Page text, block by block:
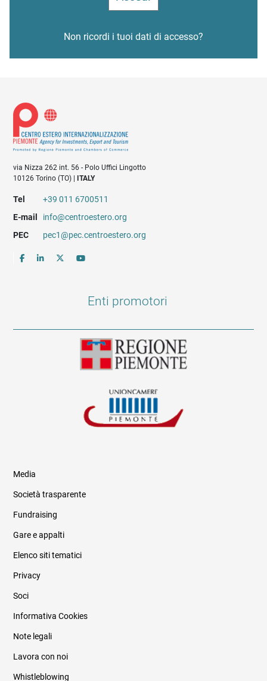
Non ricordi i tuoi dati di accesso?
via Nizza 262 int. 56 - Polo Uffici Lingotto
10126 Torino (TO) |
ITALY
Tel
+39 011 6700511
E-mail
info@centroestero.org
PEC
pec1@pec.centroestero.org
Enti promotori
Informazioni legali e trasparenza
Media
Società trasparente
Fundraising
Gare e appalti
Elenco siti tematici
Privacy
Soci
Informativa Cookies
Note legali
Lavora con noi
Whistleblowing